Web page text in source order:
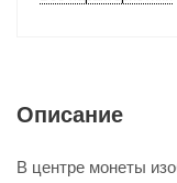
Описание
В центре монеты